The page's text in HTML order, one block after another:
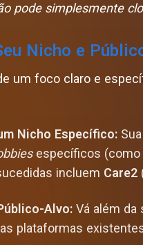
pode simplesmente
Nicho e
um foco claro e
Nicho Específico:
específicos (como
incluem Care2
Alvo: Vá além da
plataformas